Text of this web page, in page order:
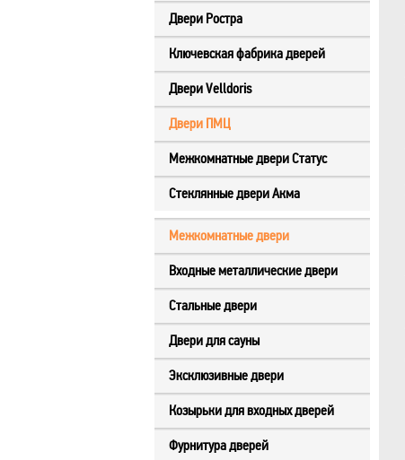
Двери Ростра
Ключевская фабрика дверей
Двери Velldoris
Двери ПМЦ
Межкомнатные двери Статус
Стеклянные двери Акма
Межкомнатные двери
Входные металлические двери
Стальные двери
Двери для сауны
Эксклюзивные двери
Козырьки для входных дверей
Фурнитура дверей